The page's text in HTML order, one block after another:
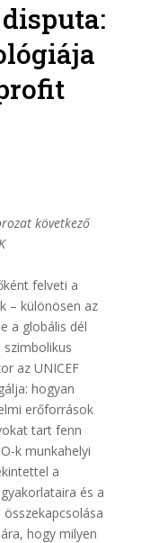
következő
felveti a
– különösen az
a globális dél
az UNICEF
hogyan
erőforrások
tart fenn
k munkahelyi
a
és a
hogy milyen